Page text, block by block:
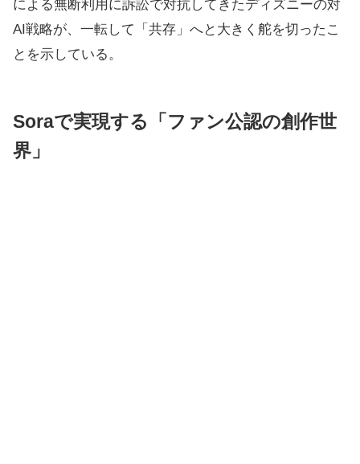
による無断利用に訴訟で対抗してきたディズニーの対
AI戦略が、一転して「共存」へと大きく舵を切ったこ
とを示している。
Soraで実現する「ファン公認の創作世
界」